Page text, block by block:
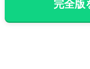
完全版